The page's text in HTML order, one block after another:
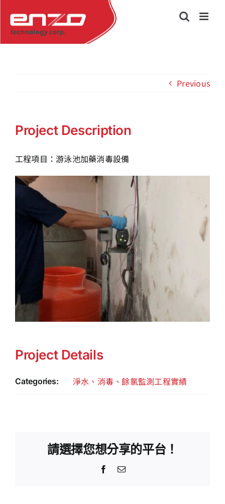
content
Previous
Project Description
工程項目：游泳池加藥消毒設備
Project Details
Categories: 淨水、消毒、餘氯監測工程實績
請選擇您想分享的平台！
Facebook
Email: